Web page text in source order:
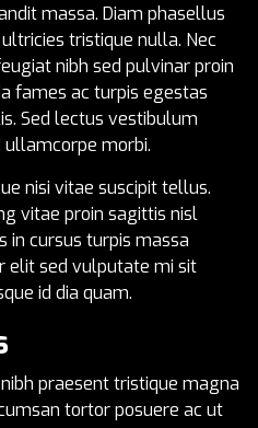
massa. Diam phasellus
tristique nulla. Nec
nibh sed pulvinar proin
fames ac turpis egestas
Sed lectus vestibulum
morbi.
nisi vitae suscipit tellus.
vitae proin sagittis nisl
in cursus turpis massa
elit sed vulputate mi sit
id dia quam.
praesent tristique magna
tortor posuere ac ut